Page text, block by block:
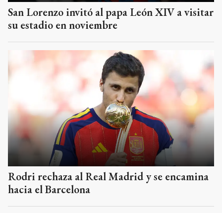
San Lorenzo invitó al papa León XIV a visitar
su estadio en noviembre
Rodri rechaza al Real Madrid y se encamina
hacia el Barcelona